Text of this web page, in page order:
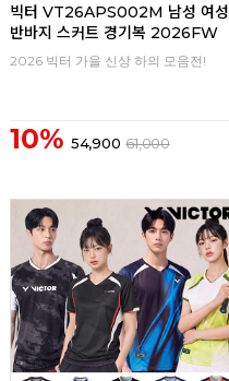
빅터 VT26APS002M 남성 여성
반바지 스커트 경기복 2026FW
2026 빅터 가을 신상 하의 모음전!
10% 54,900 61,000